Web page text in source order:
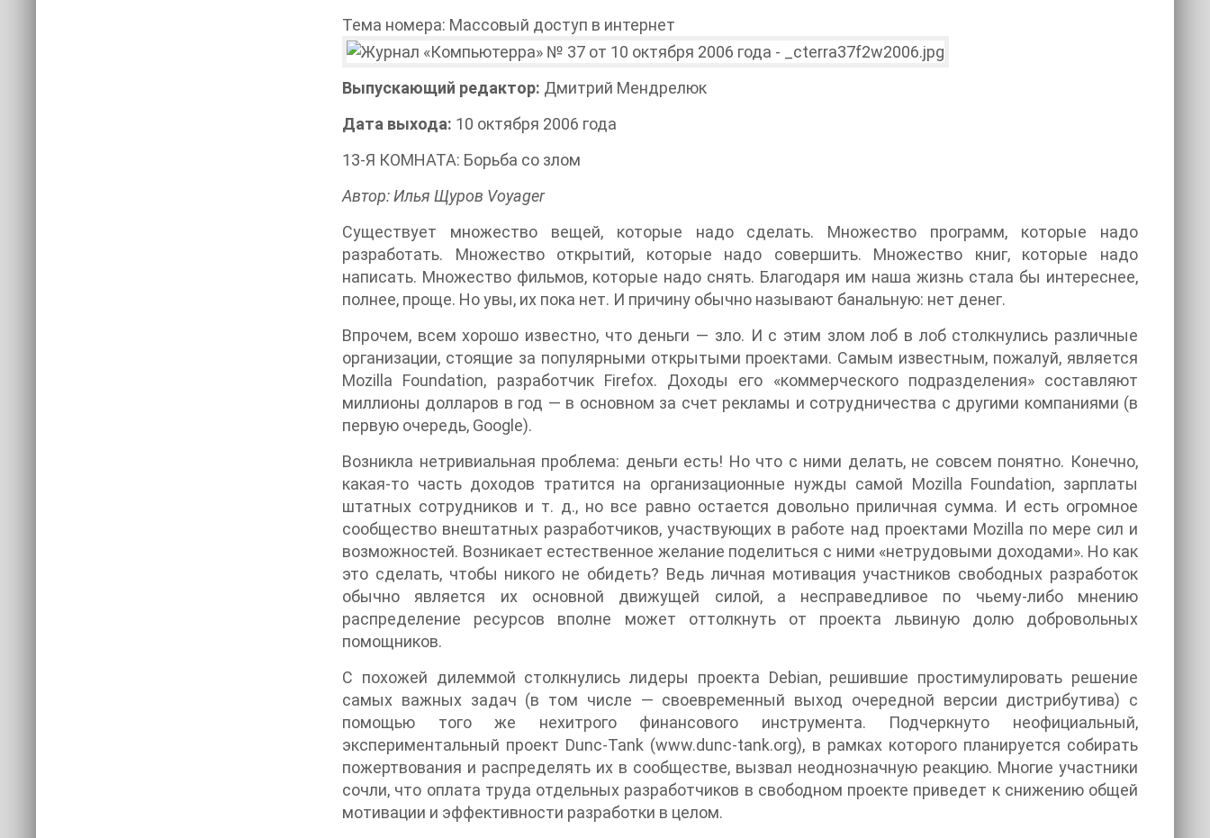
Тема номера: Массовый доступ в интернет
Выпускающий редактор: Дмитрий Мендрелюк
Дата выхода: 10 октября 2006 года
13-Я КОМНАТА: Борьба со злом
Автор: Илья Щуров Voyager
Существует множество вещей, которые надо сделать. Множество программ, которые надо
разработать. Множество открытий, которые надо совершить. Множество книг, которые надо
написать. Множество фильмов, которые надо снять. Благодаря им наша жизнь стала бы интереснее,
полнее, проще. Но увы, их пока нет. И причину обычно называют банальную: нет денег.
Впрочем, всем хорошо известно, что деньги — зло. И с этим злом лоб в лоб столкнулись различные
организации, стоящие за популярными открытыми проектами. Самым известным, пожалуй, является
Mozilla Foundation, разработчик Firefox. Доходы его «коммерческого подразделения» составляют
миллионы долларов в год — в основном за счет рекламы и сотрудничества с другими компаниями (в
первую очередь, Google).
Возникла нетривиальная проблема: деньги есть! Но что с ними делать, не совсем понятно. Конечно,
какая-то часть доходов тратится на организационные нужды самой Mozilla Foundation, зарплаты
штатных сотрудников и т. д., но все равно остается довольно приличная сумма. И есть огромное
сообщество внештатных разработчиков, участвующих в работе над проектами Mozilla по мере сил и
возможностей. Возникает естественное желание поделиться с ними «нетрудовыми доходами». Но как
это сделать, чтобы никого не обидеть? Ведь личная мотивация участников свободных разработок
обычно является их основной движущей силой, а несправедливое по чьему-либо мнению
распределение ресурсов вполне может оттолкнуть от проекта львиную долю добровольных
помощников.
С похожей дилеммой столкнулись лидеры проекта Debian, решившие простимулировать решение
самых важных задач (в том числе — своевременный выход очередной версии дистрибутива) с
помощью того же нехитрого финансового инструмента. Подчеркнуто неофициальный,
экспериментальный проект Dunc-Tank (www.dunc-tank.org), в рамках которого планируется собирать
пожертвования и распределять их в сообществе, вызвал неоднозначную реакцию. Многие участники
сочли, что оплата труда отдельных разработчиков в свободном проекте приведет к снижению общей
мотивации и эффективности разработки в целом.